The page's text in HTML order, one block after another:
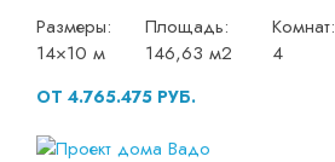
Размеры:
14×10 м
Площадь:
146,63 м2
Комнат:
4
ОТ 4.765.475 РУБ.